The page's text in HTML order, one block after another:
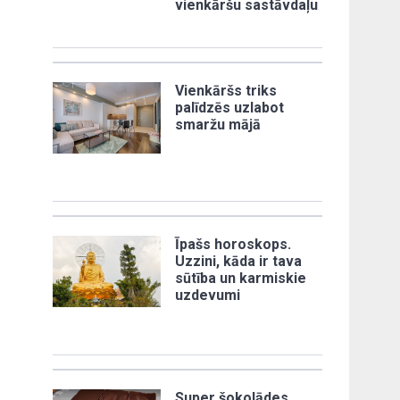
vienkāršu sastāvdaļu
Vienkāršs triks
palīdzēs uzlabot
smaržu mājā
Īpašs horoskops.
Uzzini, kāda ir tava
sūtība un karmiskie
uzdevumi